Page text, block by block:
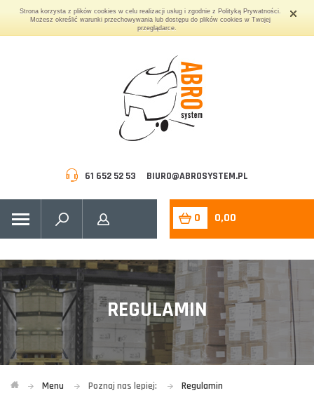
Strona korzysta z plików cookies w celu realizacji usług i zgodnie z Polityką Prywatności.
Możesz określić warunki przechowywania lub dostępu do plików cookies w Twojej
przeglądarce.
61 652 52 53 BIURO@ABROSYSTEM.PL
0 0,00
REGULAMIN
Menu Poznaj nas lepiej: Regulamin